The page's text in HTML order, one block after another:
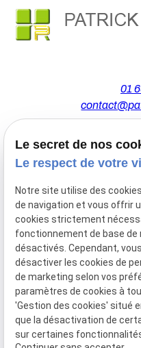
01
44 Avenue
91160
Du
De 9h00 à
Le Lundi
Mentions
légales
Politique
Le secret de nos
Le respect de votre
Notre site utilise des
de navigation et vous offrir
cookies strictement
fonctionnement de base
désactivés. Cependant,
désactiver les cookies de
de marketing selon vos
paramètres de cookies à
'Gestion des cookies' situé
que la désactivation de
sur certaines